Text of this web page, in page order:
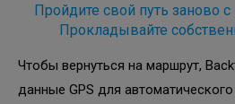
Пройдите свой путь заново
Прокладывайте
Чтобы вернуться на маршрут,
данные GPS для